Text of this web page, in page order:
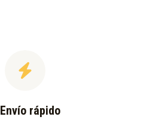
Envío rápido